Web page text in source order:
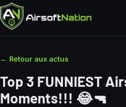
← Retour aux actus
Top 3 FUNNIEST
Moments!!! 😂🔫